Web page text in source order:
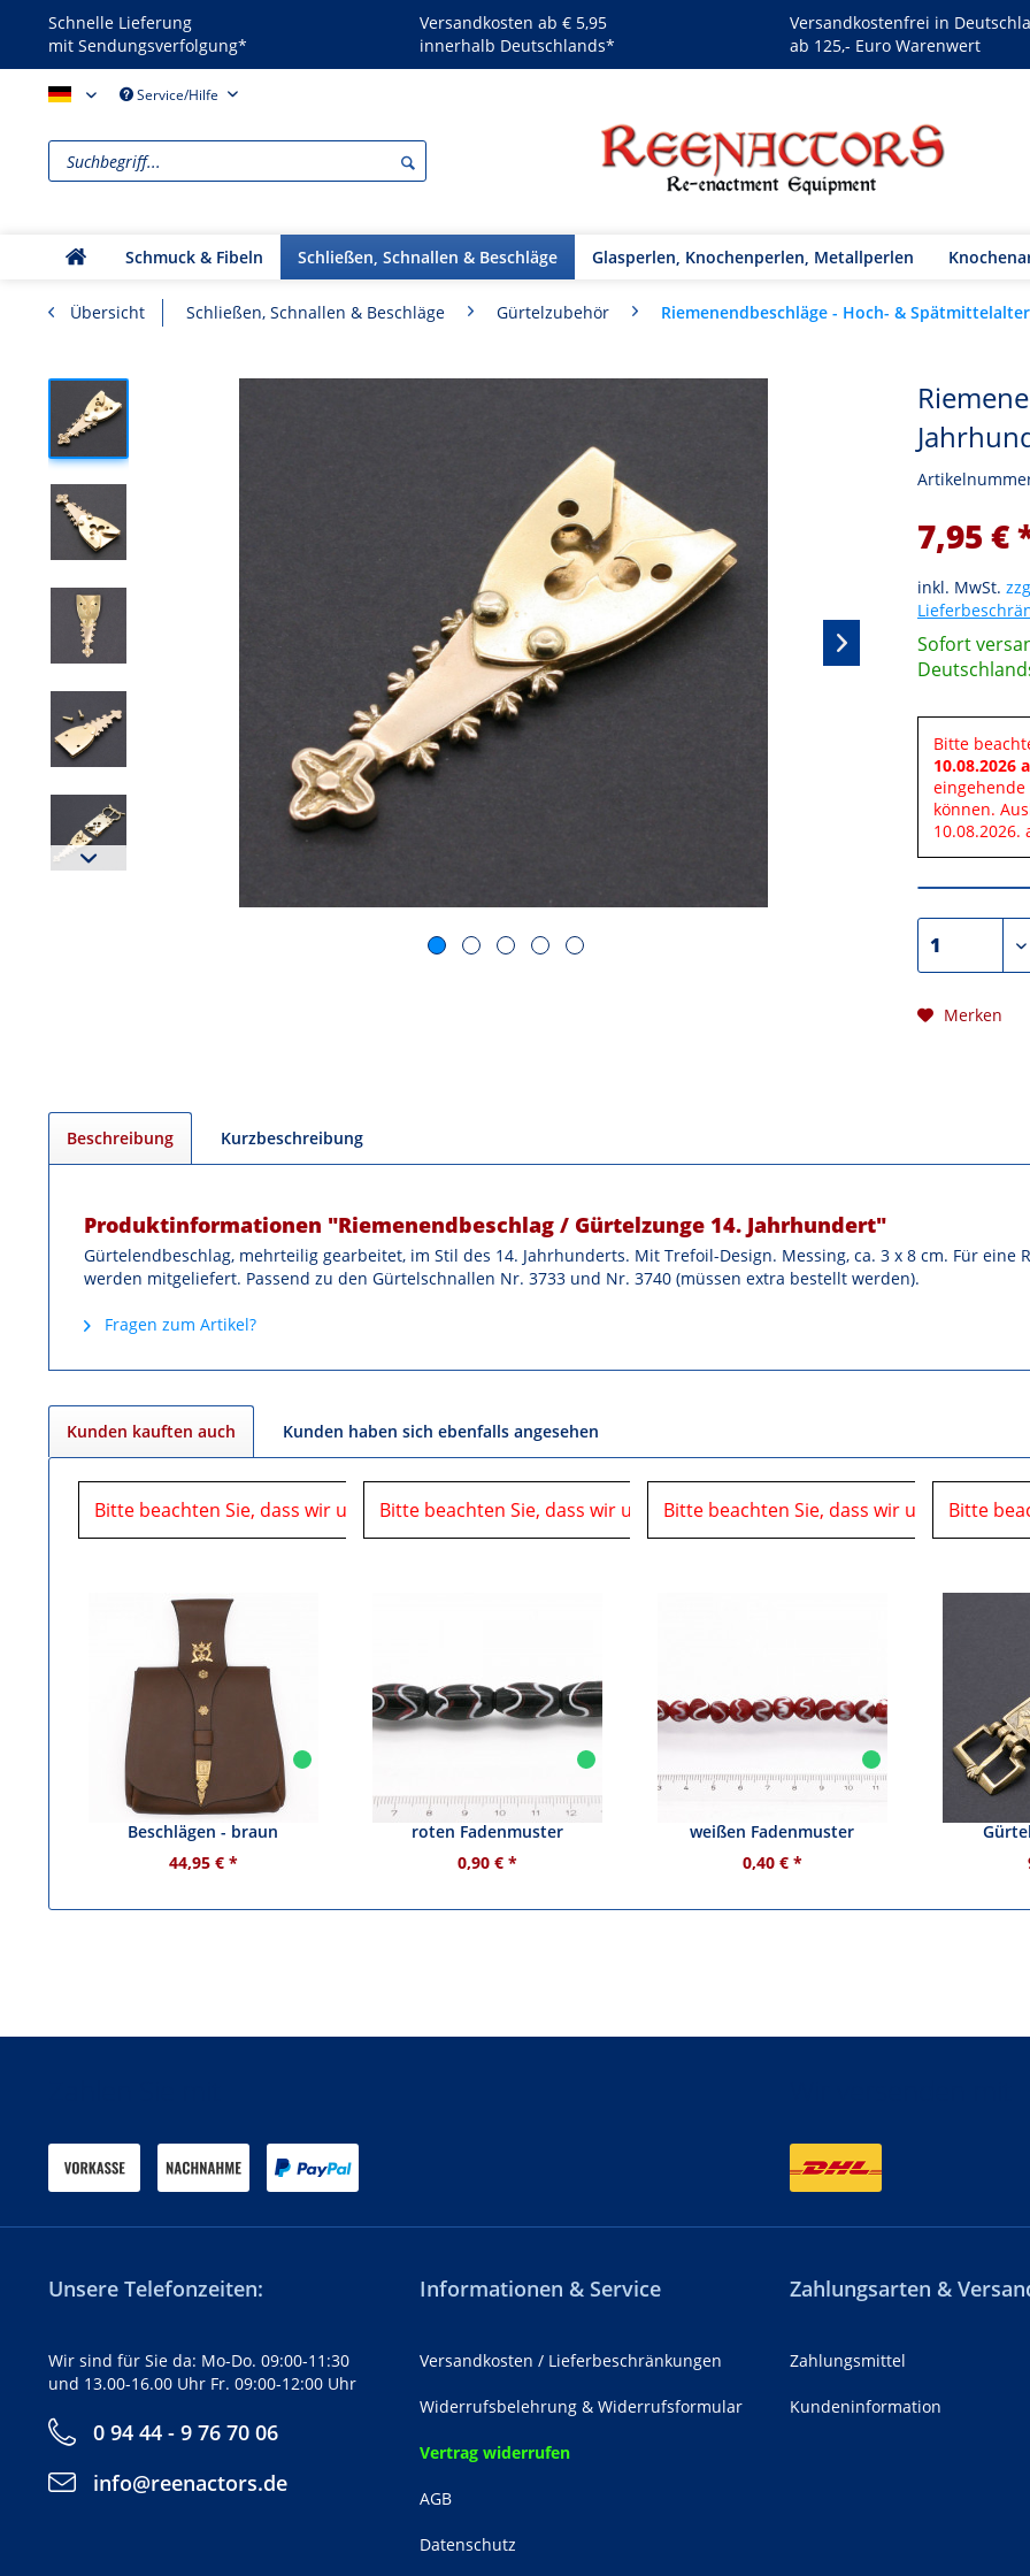
Schnelle Lieferung
mit Sendungsverfolgung*
Versandkosten ab € 5,95
innerhalb Deutschlands*
Versandkostenfrei in
ab 125,- Euro Warenwert
Reenactors - DEService/Hilfe
Schmuck & Fibeln Schließen, Schnallen & Beschläge Glasperlen, Knochenperlen, Metallperlen
Übersicht Schließen, Schnallen & Beschläge Gürtelzubehör Riemenendbeschläge - Hoch- & Spätmittelalter
7,95 €
inkl. MwSt.
Sofort
Bitte
10.08.2026
können.
Merken
Beschreibung Kurzbeschreibung
Produktinformationen "Riemenendbeschlag / Gürtelzunge 14. Jahrhundert"
Gürtelendbeschlag, mehrteilig gearbeitet, im Stil des 14. Jahrhunderts. Mit Trefoil-Design. Messing, ca. 3 x 8 cm. Für eine
werden mitgeliefert. Passend zu den Gürtelschnallen Nr. 3733 und Nr. 3740 (müssen extra bestellt werden).
Fragen zum Artikel?
Kunden kauften auch Kunden haben sich ebenfalls angesehen
Bitte beachten Sie, dass wir uns in der Zeit vom 06.08.2026 bis 10.08.2026 auf einer Veranstaltung
Mittelalter Gürteltasche mit
Beschlägen - braun
44,95 € *
Bitte beachten Sie, dass wir uns in der Zeit vom 06.08.2026 bis
Glasperle - schwarz mit weiß-
roten Fadenmuster
0,90 € *
Bitte beachten Sie, dass wir uns in der
weißen Fadenmuster
0,40 € *
Bitte
Unsere Telefonzeiten:
Wir sind für Sie da: Mo-Do. 09:00-11:30
und 13.00-16.00 Uhr Fr. 09:00-12:00 Uhr
0 94 44 - 9 76 70 06
info@reenactors.de
Informationen & Service
Versandkosten / Lieferbeschränkungen
Widerrufsbelehrung & Widerrufsformular
Vertrag widerrufen
AGB
Datenschutz
Zahlungsarten &
Zahlungsmittel
Kundeninformation